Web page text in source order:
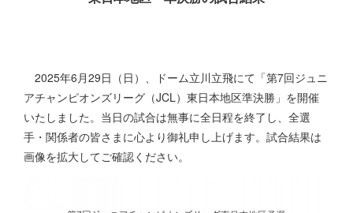
2025年6月29日（日）、ドーム立川立飛にて「第7回ジュニ
アチャンピオンズリーグ（JCL）東日本地区準決勝」を開催
いたしました。当日の試合は無事に全日程を終了し、全選
手・関係者の皆さまに心より御礼申し上げます。試合結果は
画像を拡大してご確認ください。